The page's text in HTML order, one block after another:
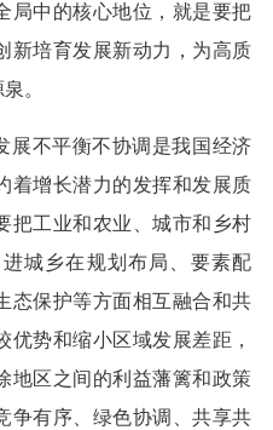
局中的核心地位，就是要把
新培育发展新动力，为高质
。
展不平衡不协调是我国经济
着增长潜力的发挥和发展质
把工业和农业、城市和乡村
城乡在规划布局、要素配
态保护等方面相互融合和共
优势和缩小区域发展差距，
地区之间的利益藩篱和政策
争有序、绿色协调、共享共